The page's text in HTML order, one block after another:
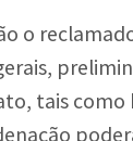
o
tais como